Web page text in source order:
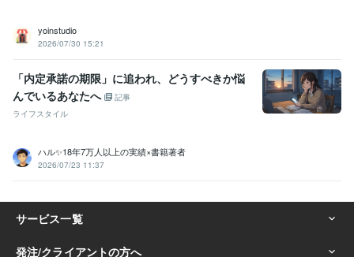
yoinstudio
2026/07/30 15:21
「内定承諾の期限」に追われ、どうすべきか悩
んでいるあなたへ
記事
ライフスタイル
ハル✨18年7万人以上の実績×書籍著者
2026/07/23 11:37